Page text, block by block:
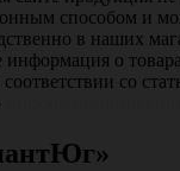
способом и
в наших
информация о
соответствии со